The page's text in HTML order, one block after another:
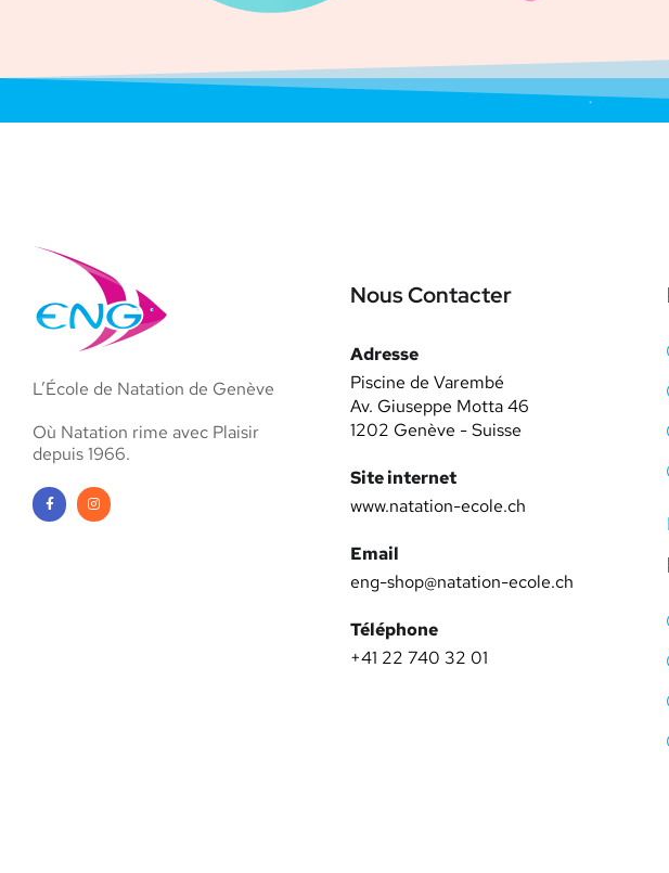
L’École de Natation de Genève
Où Natation rime avec Plaisir
depuis 1966.
Nous Contacter
Adresse
Piscine de Varembé
Av. Giuseppe Motta 46
1202 Genève - Suisse
Site internet
www.natation-ecole.ch
Email
eng-shop@natation-ecole.ch
Téléphone
+41 22 740 32 01